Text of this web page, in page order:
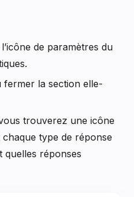
de paramètres du
la section elle-
trouverez une icône
type de réponse
quelles réponses